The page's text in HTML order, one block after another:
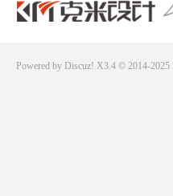
Powered by Discuz! X3.4 © 2014-2025